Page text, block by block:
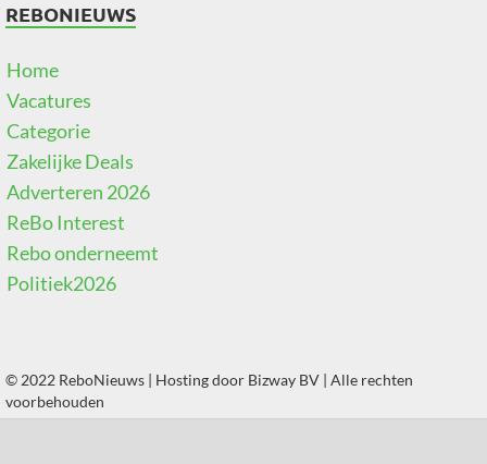
REBONIEUWS
Home
Vacatures
Categorie
Zakelijke Deals
Adverteren 2026
ReBo Interest
Rebo onderneemt
Politiek2026
© 2022 ReboNieuws | Hosting door Bizway BV | Alle rechten
voorbehouden